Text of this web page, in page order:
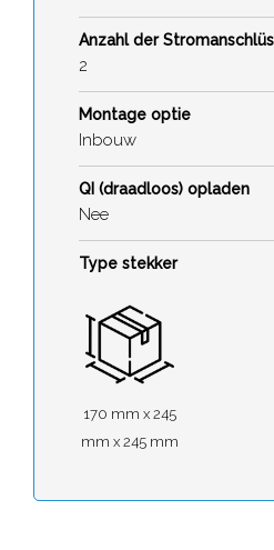
Anzahl der
2
Montage optie
Inbouw
QI (draadloos) opladen
Nee
Type stekker
170 mm x 245
mm x 245 mm